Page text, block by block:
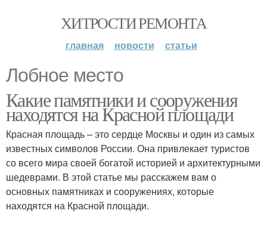
ХИТРОСТИ РЕМОНТА
главная новости статьи
Лобное место
Какие памятники и сооружения
находятся на Красной площади
Красная площадь – это сердце Москвы и один из самых
известных символов России. Она привлекает туристов
со всего мира своей богатой историей и архитектурными
шедеврами. В этой статье мы расскажем вам о
основных памятниках и сооружениях, которые
находятся на Красной площади.